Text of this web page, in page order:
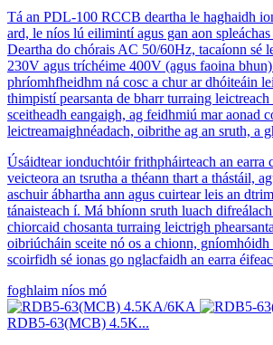
Tá an PDL-100 RCCB deartha le haghaidh
ard, le níos lú eilimintí agus gan aon
Deartha do chórais AC 50/60Hz, tacaíonn sé
230V agus tríchéime 400V (agus faoina
phríomhfheidhm ná cosc ​​a chur ar dhóiteáin
thimpistí pearsanta de bharr turraing
sceitheadh ​​​​eangaigh, ag feidhmiú mar aonad
leictreamaighnéadach, oibrithe ag an sruth, a
Úsáidtear ionduchtóir frithpháirteach an earra
veicteora an tsrutha a théann thart a thástáil,
aschuir ábhartha ann agus cuirtear leis an
tánaisteach í. Má bhíonn sruth luach
chiorcaid chosanta turraing leictrigh
oibriúcháin sceite nó os a chionn, gníomhóidh
scoirfidh sé ionas go nglacfaidh an earra
foghlaim níos mó
RDB5-63(MCB) 4.5K...